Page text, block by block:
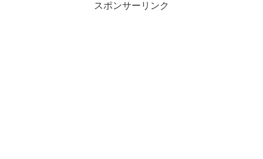
スポンサーリンク